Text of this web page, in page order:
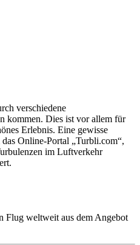
verschiedene
kommen. Dies ist vor allem für
Erlebnis. Eine gewisse
Online-Portal „Turbli.com“,
im Luftverkehr
Flug weltweit aus dem Angebot